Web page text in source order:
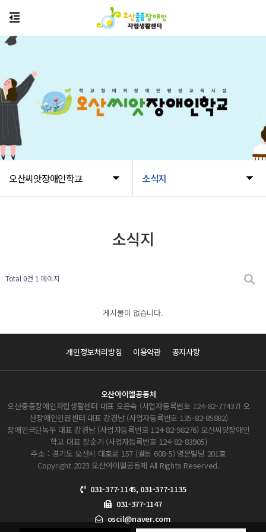
오산씨앗장애인학교 소식지
소식지
Total 0건 1 페이지
게시물이 없습니다.
개인정보처리방침 이용약관 공지사항
오산아이엘공동체
오산중증장애인자립생활센터 대표 오은숙 (사업자등록번호 124-82-77437) 오
산장애인인권센터 대표 강경남 (사업자등록번호 135-82-85882)
장애인극단녹두 대표 강경남 (사업자등록번호 124-82-98276) 오산씨앗장애인
학교 대표 장순기 (사업자등록번호 124-82-83905)
주소 : 경기도 오산시 대호로 157 (궐동 608-5) 명문빌딩 201호
Copyright 2023 오산아이엘공동체 All Rights Reserved.
031-377-1145, 031-377-1135
031-377-1147
oscil@naver.com